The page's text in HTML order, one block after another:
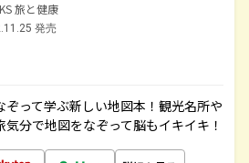
旅と健康
発売
ぞって学ぶ新しい地図本！観光名所や
分で地図をなぞって脳もイキイキ！